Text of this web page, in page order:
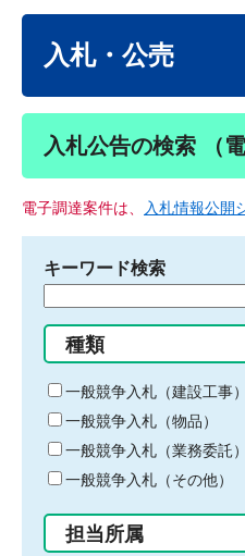
入札・公売
入札公告の検索 （
電子調達案件は、 入札情報公開
キーワード検索
る
キ
ー
ワ
ー
ド
入
力
種類
一般競争入札（建設工事）
一般競争入札（物品）
一般競争入札（業務委託）
一般競争入札（その他）
担当所属